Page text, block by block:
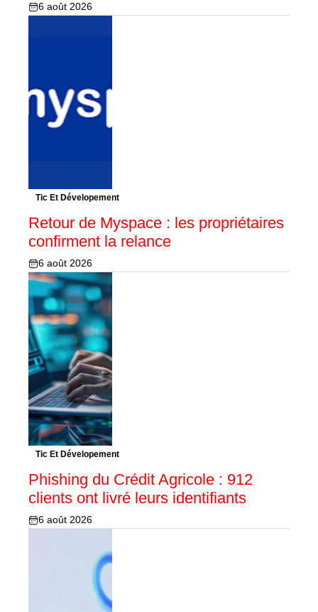
6 août 2026
Tic Et Dévelopement
Retour de Myspace : les propriétaires
confirment la relance
6 août 2026
Tic Et Dévelopement
Phishing du Crédit Agricole : 912
clients ont livré leurs identifiants
6 août 2026